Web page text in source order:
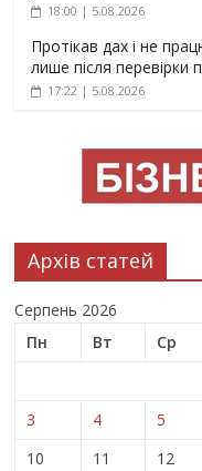
18:00 | 5.08.2026
Протікав дах і не
лише після
17:22 | 5.08.2026
Архів статей
Серпень 2026
Пн
Вт Ср
3
4 5
10
11 12